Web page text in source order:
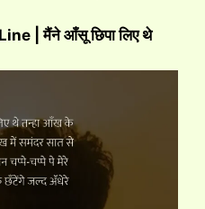
| मैंने आँसू छिपा लिए थे